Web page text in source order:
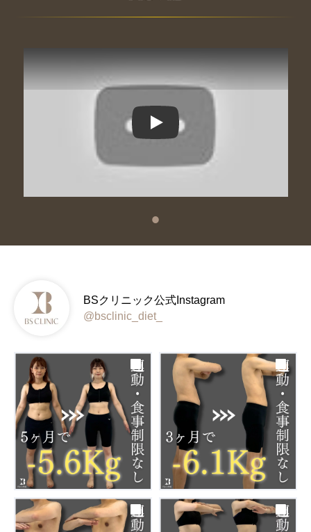
【ダイエット】20kg痩せて惚れ直
BSクリニック公式Instagram
@bsclinic_diet_